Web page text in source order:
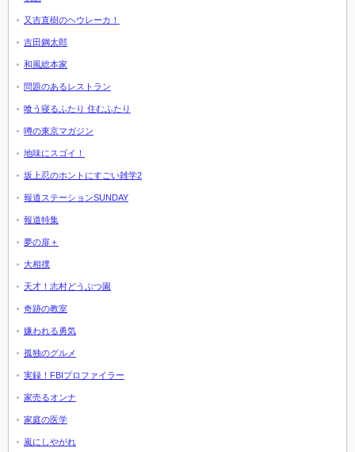
又吉直樹のヘウレーカ！
吉田鋼太郎
和風総本家
問題のあるレストラン
喰う寝るふたり 住むふたり
噂の東京マガジン
地味にスゴイ！
坂上忍のホントにすごい雑学2
報道ステーションSUNDAY
報道特集
夢の扉＋
大相撲
天才！志村どうぶつ園
奇跡の教室
嫌われる勇気
孤独のグルメ
実録！FBIプロファイラー
家売るオンナ
家庭の医学
嵐にしやがれ